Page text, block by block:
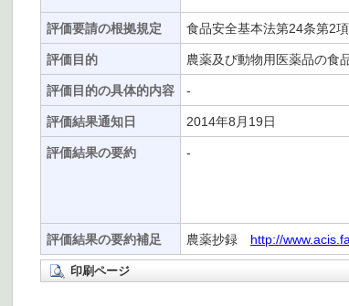
評価要請の根拠規定 食品安全基本法第24条第2項
評価目的 農薬及び動物用医薬品の食
評価目的の具体的内容 -
評価結果通知日 2014年8月19日
評価結果の要約
-
評価結果の要約補足 農薬抄録 http://
印刷ページ